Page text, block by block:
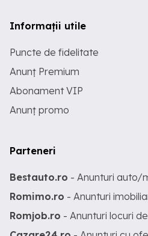
Informații utile
Puncte de fidelitate
Anunț Premium
Abonament VIP
Anunț promo
Parteneri
Bestauto.ro - Anunturi auto/
Romimo.ro - Anunturi
Romjob.ro - Anunturi locuri